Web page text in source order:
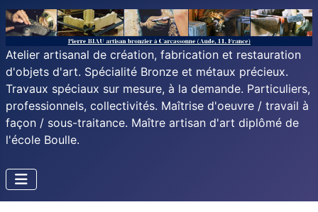
Atelier artisanal de création, fabrication et restauration
d'objets d'art. Spécialité Bronze et métaux précieux.
Travaux spéciaux sur mesure, à la demande. Particuliers,
professionnels, collectivités. Maîtrise d'oeuvre / travail à
façon / sous-traitance. Maître artisan d'art diplômé de
l'école Boulle.